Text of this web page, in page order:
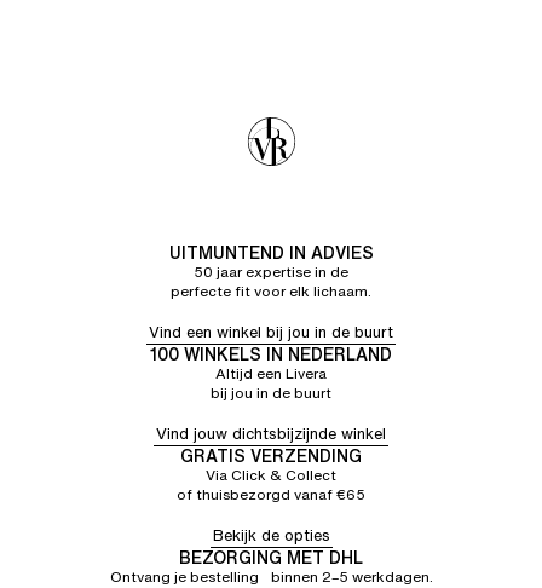
UITMUNTEND IN ADVIES
50 jaar expertise in de
perfecte fit voor elk lichaam.
Vind een winkel bij jou in de buurt
100 WINKELS IN NEDERLAND
Altijd een Livera
bij jou in de buurt
Vind jouw dichtsbijzijnde winkel
GRATIS VERZENDING
Via Click & Collect
of thuisbezorgd vanaf €65
Bekijk de opties
BEZORGING MET DHL
Ontvang je bestelling binnen 2–5 werkdagen.